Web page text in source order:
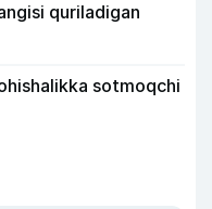
quriladigan
sotmoqchi